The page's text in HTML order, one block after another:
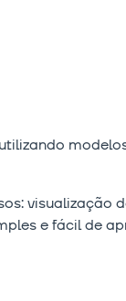
visualização
e fácil de